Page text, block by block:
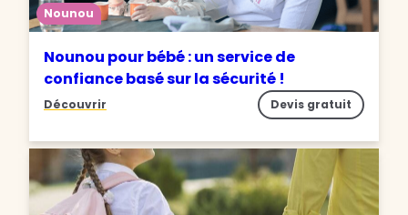
Nounou
Nounou pour bébé : un service de
confiance basé sur la sécurité !
Découvrir Devis gratuit